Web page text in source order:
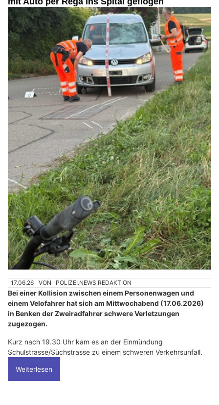
17.06.26 VON POLIZEI.NEWS REDAKTION
Bei einer Kollision zwischen einem Personenwagen und
einem Velofahrer hat sich am Mittwochabend (17.06.2026)
in Benken der Zweiradfahrer schwere Verletzungen
zugezogen.
Kurz nach 19.30 Uhr kam es an der Einmündung
Schulstrasse/Süchstrasse zu einem schweren Verkehrsunfall.
Weiterlesen